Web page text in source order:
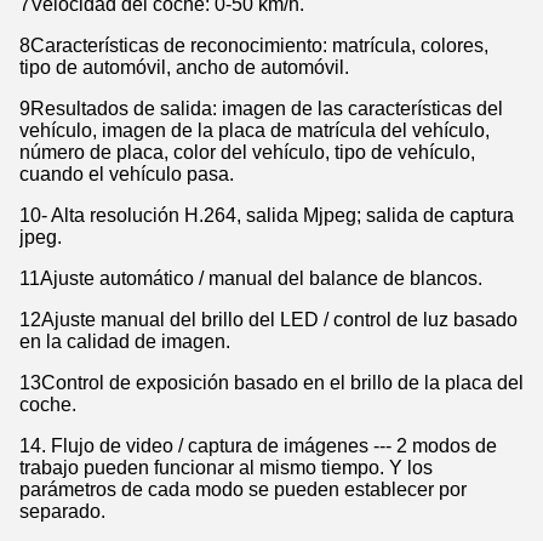
7Velocidad del coche: 0-50 km/h.
8Características de reconocimiento: matrícula, colores,
tipo de automóvil, ancho de automóvil.
9Resultados de salida: imagen de las características del
vehículo, imagen de la placa de matrícula del vehículo,
número de placa, color del vehículo, tipo de vehículo,
cuando el vehículo pasa.
10- Alta resolución H.264, salida Mjpeg; salida de captura
jpeg.
11Ajuste automático / manual del balance de blancos.
12Ajuste manual del brillo del LED / control de luz basado
en la calidad de imagen.
13Control de exposición basado en el brillo de la placa del
coche.
14. Flujo de video / captura de imágenes --- 2 modos de
trabajo pueden funcionar al mismo tiempo. Y los
parámetros de cada modo se pueden establecer por
separado.